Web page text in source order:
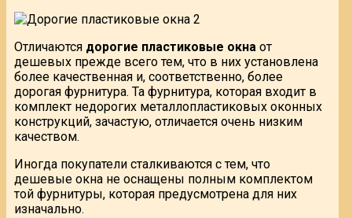
Отличаются дорогие пластиковые окна от
дешевых прежде всего тем, что в них установлена
более качественная и, соответственно, более
дорогая фурнитура. Та фурнитура, которая входит в
комплект недорогих металлопластиковых оконных
конструкций, зачастую, отличается очень низким
качеством.
Иногда покупатели сталкиваются с тем, что
дешевые окна не оснащены полным комплектом
той фурнитуры, которая предусмотрена для них
изначально.